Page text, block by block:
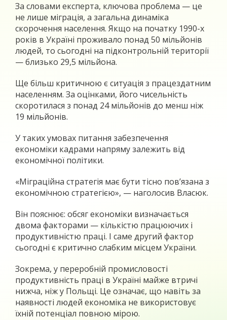
За словами експерта, ключова проблема — це
не лише міграція, а загальна динаміка
скорочення населення. Якщо на початку 1990-х
років в Україні проживало понад 50 мільйонів
людей, то сьогодні на підконтрольній території
— близько 29,5 мільйона.
Ще більш критичною є ситуація з працездатним
населенням. За оцінками, його чисельність
скоротилася з понад 24 мільйонів до менш ніж
19 мільйонів.
У таких умовах питання забезпечення
економіки кадрами напряму залежить від
економічної політики.
«Міграційна стратегія має бути тісно пов’язана з
економічною стратегією», — наголосив Власюк.
Він пояснює: обсяг економіки визначається
двома факторами — кількістю працюючих і
продуктивністю праці. І саме другий фактор
сьогодні є критично слабким місцем України.
Зокрема, у переробній промисловості
продуктивність праці в Україні майже втричі
нижча, ніж у Польщі. Це означає, що навіть за
наявності людей економіка не використовує
їхній потенціал повною мірою.